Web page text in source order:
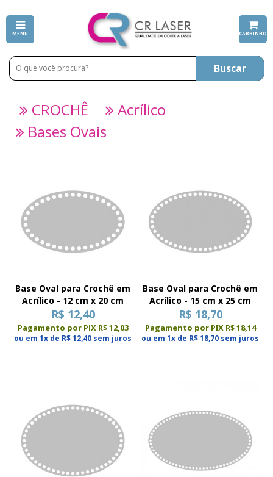
MENU CARRINHO
Buscar
CROCHÊ
Acrílico
Bases Ovais
Base Oval para Crochê em
Acrílico - 12 cm x 20 cm
R$ 12,40
Pagamento por PIX R$ 12,03
ou em 1x de R$ 12,40 sem juros
Base Oval para Crochê em
Acrílico - 15 cm x 25 cm
R$ 18,70
Pagamento por PIX R$ 18,14
ou em 1x de R$ 18,70 sem juros